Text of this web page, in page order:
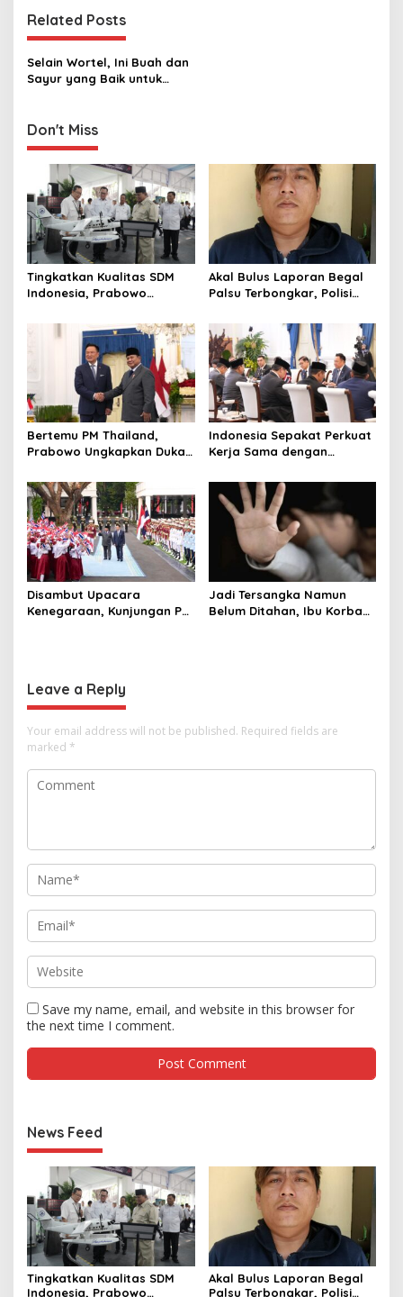
t
n
a
v
g
a
t
i
o
n
Related Posts
Selain Wortel, Ini Buah dan
‎Sayur yang Baik untuk
Don't Miss
Tingkatkan Kualitas SDM
Indonesia, Prabowo
hingga Undang Universitas
Terbaik Dunia
Akal Bulus Laporan Begal
Palsu Terbongkar, Polisi
Perusahaan untuk Crypto
Bertemu PM Thailand,
Prabowo Ungkapkan Duka
Selamat Ulang Tahun ke
Raja Thailand
Indonesia Sepakat Perkuat
Kerja Sama dengan
hingga Ekonomi Digital
Disambut Upacara
Kenegaraan, Kunjungan PM
Jadi Tersangka Namun
Belum Ditahan, Ibu Korban
Leave a Reply
Your email address will not be published. Required fields are
marked *
Save my name, email, and website in this browser for
the next time I comment.
News Feed
Tingkatkan Kualitas SDM
Indonesia, Prabowo
Akal Bulus Laporan Begal
Palsu Terbongkar, Polisi